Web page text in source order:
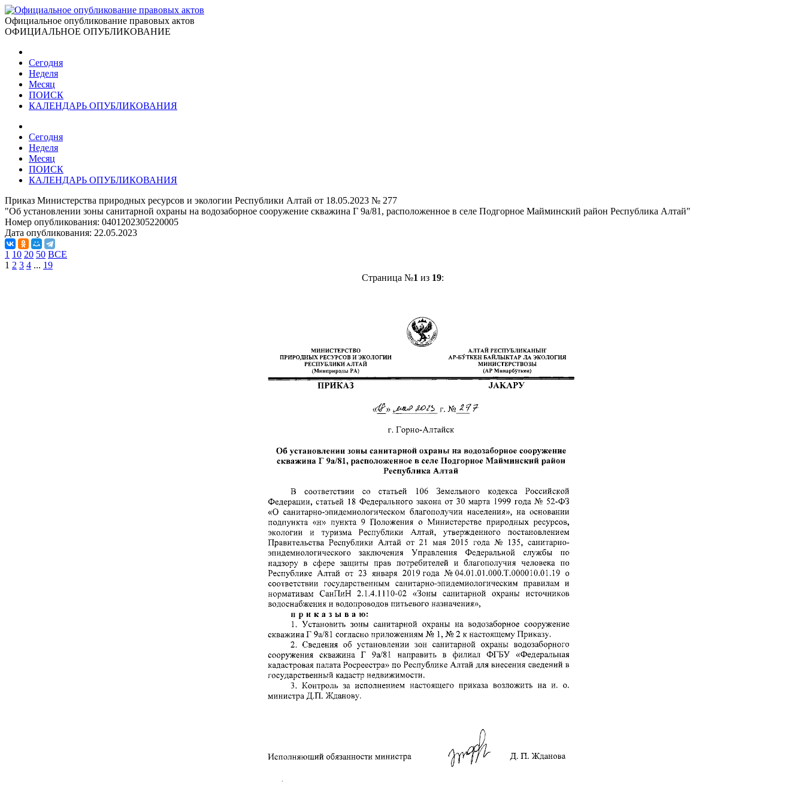
Официальное опубликование правовых актов
ОФИЦИАЛЬНОЕ ОПУБЛИКОВАНИЕ
Сегодня
Неделя
Месяц
ПОИСК
КАЛЕНДАРЬ ОПУБЛИКОВАНИЯ
Сегодня
Неделя
Месяц
ПОИСК
КАЛЕНДАРЬ ОПУБЛИКОВАНИЯ
Приказ Министерства природных ресурсов и экологии Республики Алтай от 18.05.2023 № 277
"Об установлении зоны санитарной охраны на водозаборное сооружение скважина Г 9а/81, расположенное в селе Подгорное Майминский район Республика Алтай"
Номер опубликования: 0401202305220005
Дата опубликования: 22.05.2023
1 10 20 50 ВСЕ
1 2 3 4 ... 19
Страница №1 из 19: